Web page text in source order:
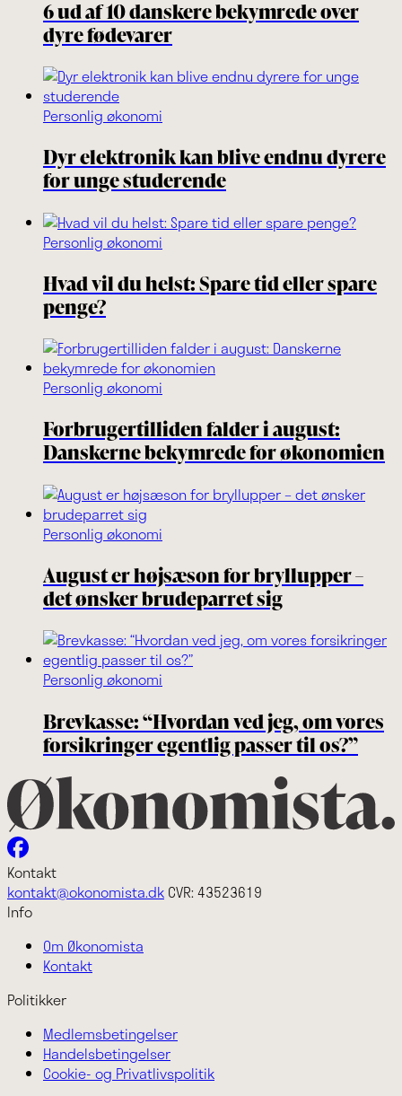
6 ud af 10 danskere bekymrede over
dyre fødevarer
Personlig økonomi
Dyr elektronik kan blive endnu dyrere
for unge studerende
Personlig økonomi
Hvad vil du helst: Spare tid eller spare
penge?
Personlig økonomi
Forbrugertilliden falder i august:
Danskerne bekymrede for økonomien
Personlig økonomi
August er højsæson for bryllupper –
det ønsker brudeparret sig
Personlig økonomi
Brevkasse: “Hvordan ved jeg, om vores
forsikringer egentlig passer til os?”
Kontakt
kontakt@okonomista.dk CVR: 43523619
Info
Om Økonomista
Kontakt
Politikker
Medlemsbetingelser
Handelsbetingelser
Cookie- og Privatlivspolitik